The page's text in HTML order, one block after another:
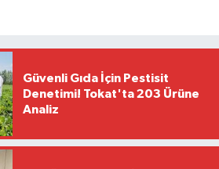
Güvenli Gıda İçin Pestisit
Denetimi! Tokat'ta 203 Ürüne
Analiz